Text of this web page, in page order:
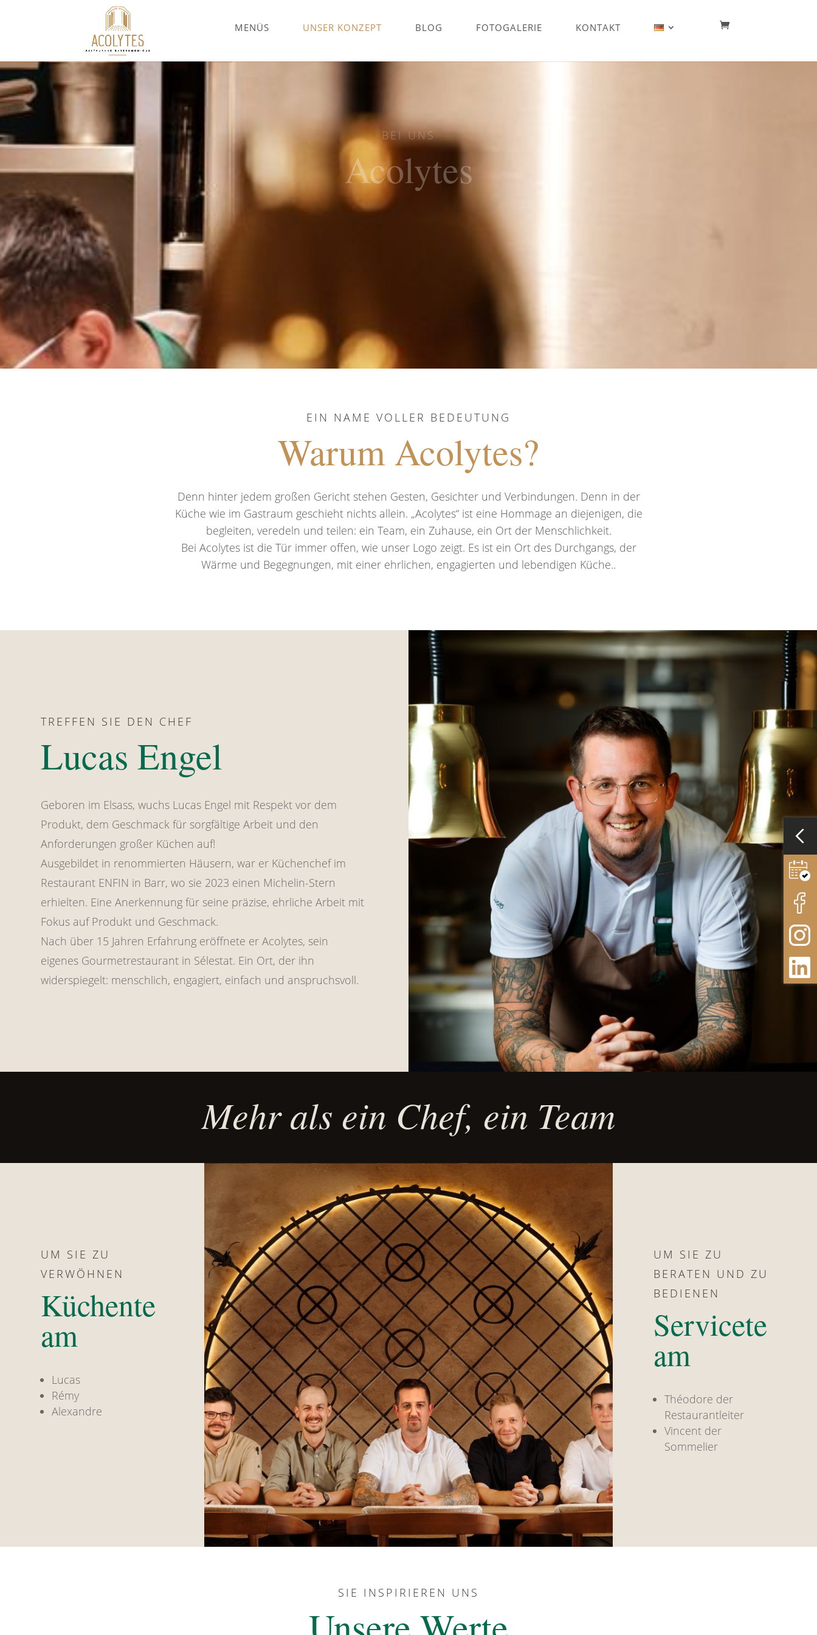
MENÜS UNSER KONZEPT BLOG FOTOGALERIE KONTAKT
BEI UNS
Acolytes
EIN NAME VOLLER BEDEUTUNG
Warum Acolytes?
Denn hinter jedem großen Gericht stehen Gesten, Gesichter und Verbindungen. Denn in der
Küche wie im Gastraum geschieht nichts allein. „Acolytes“ ist eine Hommage an diejenigen, die
begleiten, veredeln und teilen: ein Team, ein Zuhause, ein Ort der Menschlichkeit.
Bei Acolytes ist die Tür immer offen, wie unser Logo zeigt. Es ist ein Ort des Durchgangs, der
Wärme und Begegnungen, mit einer ehrlichen, engagierten und lebendigen Küche..
TREFFEN SIE DEN CHEF
Lucas Engel
Geboren im Elsass, wuchs Lucas Engel mit Respekt vor dem
Produkt, dem Geschmack für sorgfältige Arbeit und den
Anforderungen großer Küchen auf!
Ausgebildet in renommierten Häusern, war er Küchenchef im
Restaurant ENFIN in Barr, wo sie 2023 einen Michelin-Stern
erhielten. Eine Anerkennung für seine präzise, ehrliche Arbeit mit
Fokus auf Produkt und Geschmack.
Nach über 15 Jahren Erfahrung eröffnete er Acolytes, sein
eigenes Gourmetrestaurant in Sélestat. Ein Ort, der ihn
widerspiegelt: menschlich, engagiert, einfach und anspruchsvoll.
Mehr als ein Chef, ein Team
UM SIE ZU
VERWÖHNEN
Küchente
am
Lucas
Rémy
Alexandre
UM SIE ZU
BERATEN UND ZU
BEDIENEN
Servicete
am
Théodore der
Restaurantleiter
Vincent der
Sommelier
SIE INSPIRIEREN UNS